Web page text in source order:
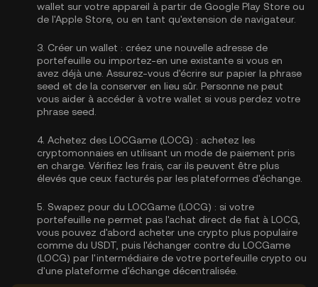
wallet sur votre appareil à partir de Google Play Store ou
de l'Apple Store, ou en tant qu'extension de navigateur.
3. Créer un wallet : créez une nouvelle adresse de
portefeuille ou importez-en une existante si vous en
avez déjà une. Assurez-vous d'écrire sur papier la phrase
seed et de la conserver en lieu sûr. Personne ne peut
vous aider à accéder à votre wallet si vous perdez votre
phrase seed.
4. Achetez des LOCGame (LOCG) : achetez les
cryptomonnaies en utilisant un mode de paiement pris
en charge. Vérifiez les frais, car ils peuvent être plus
élevés que ceux facturés par les plateformes d'échange.
5. Swapez pour du LOCGame (LOCG) : si votre
portefeuille ne permet pas l'achat direct de fiat à LOCG,
vous pouvez d'abord acheter une crypto plus populaire
comme du USDT, puis l'échanger contre du LOCGame
(LOCG) par l'intermédiaire de votre portefeuille crypto ou
d'une plateforme d'échange décentralisée.